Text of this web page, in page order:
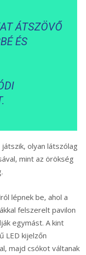
ÁTSZÖVŐ
ÉS
olyan látszólag
mint az örökség
lépnek be, ahol a
felszerelt pavilon
egymást. A kint
LED kijelzőn
majd csókot váltanak